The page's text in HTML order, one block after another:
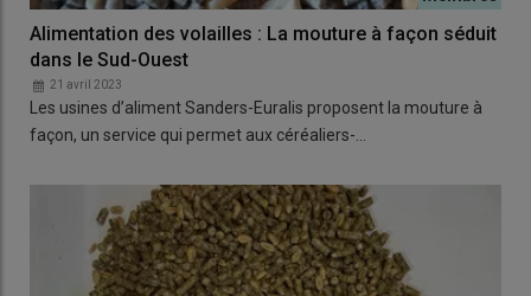
Alimentation des volailles : La mouture à façon séduit
dans le Sud-Ouest
21 avril 2023
Les usines d’aliment Sanders-Euralis proposent la mouture à
façon, un service qui permet aux céréaliers-…